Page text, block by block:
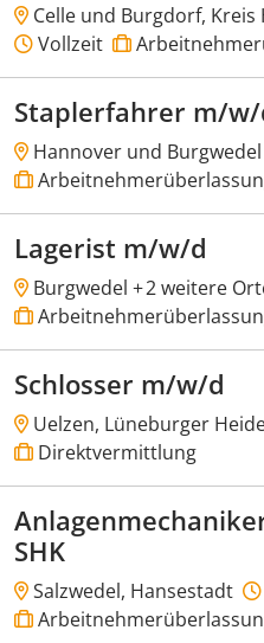
Celle und Burgdorf, Kreis
Vollzeit
Staplerfahrer m/
Hannover und Burgwedel
Lagerist m/w/d
Burgwedel +2 weitere
Schlosser m/w/d
Uelzen, Lüneburger
Direktvermittlung
SHK
Salzwedel, Hansestadt